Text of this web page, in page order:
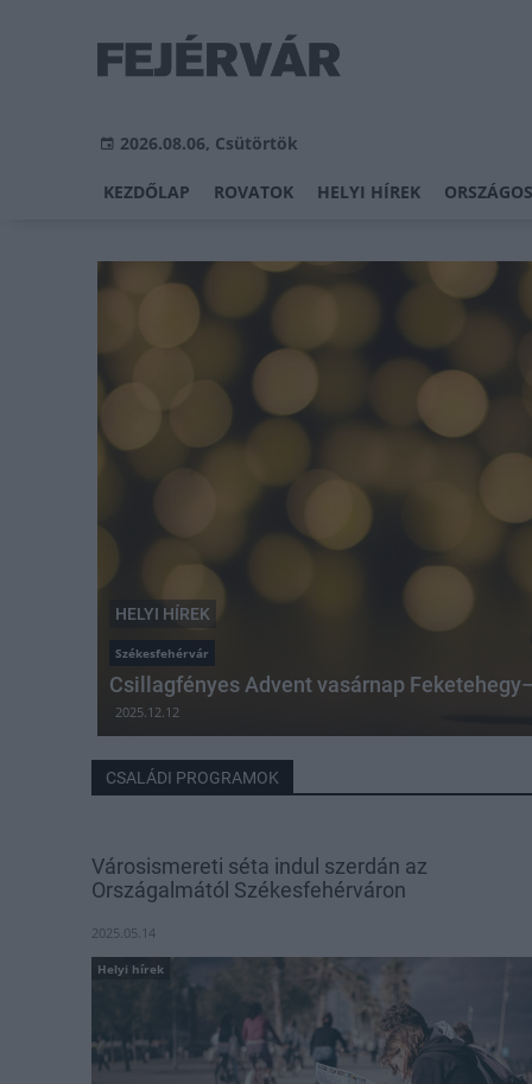
2026.08.06, Csütörtök
KEZDŐLAP ROVATOK HELYI HÍREK
HELYI HÍREK
Székesfehérvár
Csillagfényes Advent vasárnap
2025.12.12
CSALÁDI PROGRAMOK
Városismereti séta indul szerdán az
Országalmától Székesfehérváron
2025.05.14
Helyi hírek